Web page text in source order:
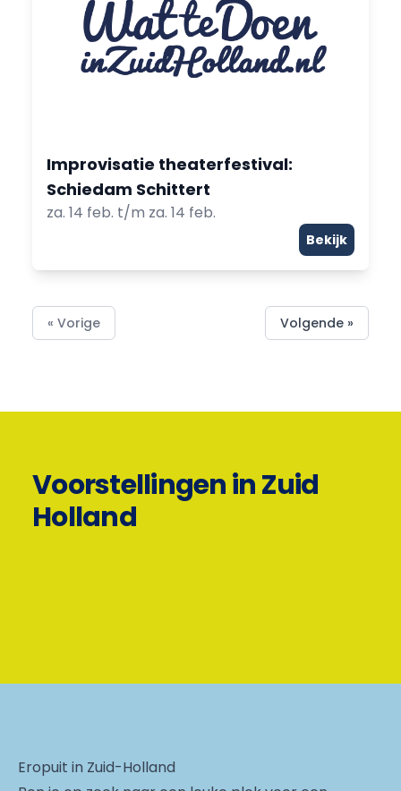
Improvisatie theaterfestival:
Schiedam Schittert
za. 14 feb. t/m za. 14 feb.
Bekijk
« Vorige Volgende »
Voorstellingen in Zuid
Holland
Eropuit in Zuid-Holland